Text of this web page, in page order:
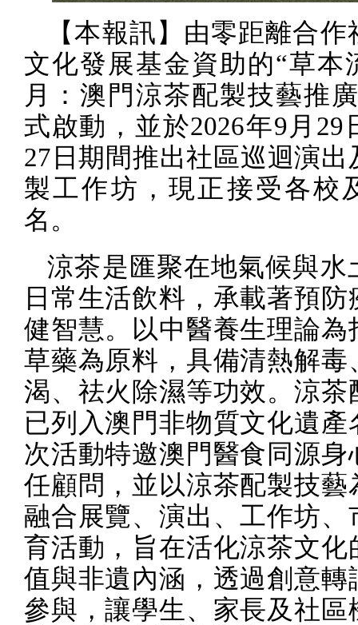
【本報訊】由零距離合
文化發展基金資助的“草本
月：澳門涼茶配製技藝推
式啟動，並於2026年9月 29
27 日期間推出社區巡迴演出
製工作坊，現正接受各校
名。
涼茶是匯聚在地氣候與水
日常生活飲料，承載著預防
健智慧。以中醫養生理論為
草藥為原料，具備清熱解毒
渴、祛火除濕等功效。涼茶
已列入澳門非物質文化遺產
次活動特邀澳門醫食同源身
任顧問，並以涼茶配製技藝
融合展覽、演出、工作坊、
育活動，旨在活化涼茶文化
值與非遺內涵，透過創意轉
參與，讓學生、家長及社區